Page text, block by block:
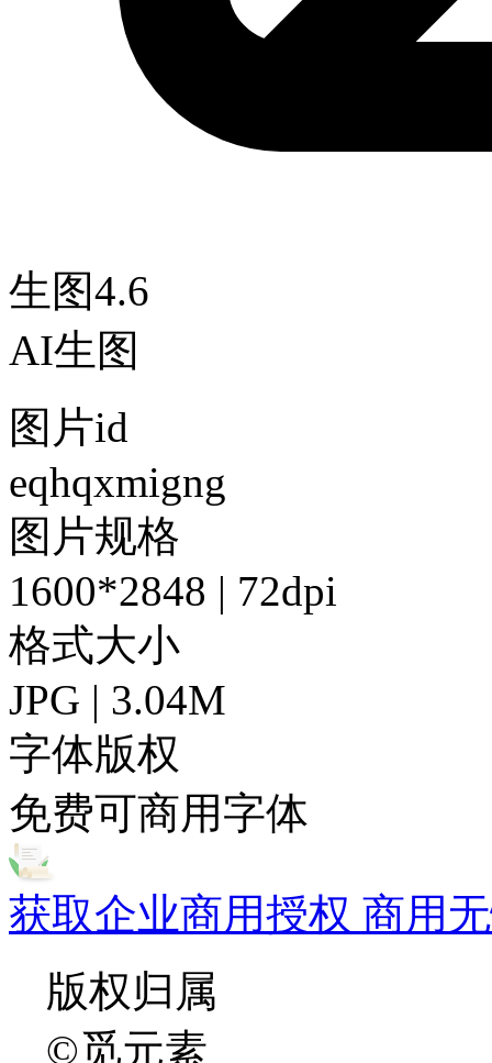
生图4.6
AI生图
图片id
eqhqxmigng
图片规格
1600*2848 | 72dpi
格式大小
JPG | 3.04M
字体版权
免费可商用字体
获取企业商用授权 商用
版权归属
©觅元素